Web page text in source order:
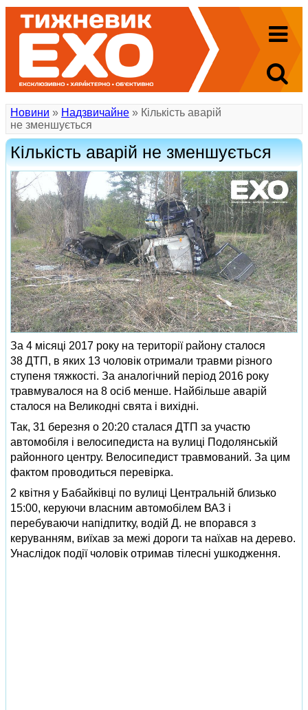
Новини » Надзвичайне » Кількість аварій
не зменшується
Кількість аварій не зменшується
За 4 місяці 2017 року на території району сталося
38 ДТП, в яких 13 чоловік отримали травми різного
ступеня тяжкості. За аналогічний період 2016 року
травмувалося на 8 осіб менше. Найбільше аварій
сталося на Великодні свята і вихідні.
Так, 31 березня о 20:20 сталася ДТП за участю
автомобіля і велосипедиста на вулиці Подолянській
районного центру. Велосипедист травмований. За цим
фактом проводиться перевірка.
2 квітня у Бабайківці по вулиці Центральній близько
15:00, керуючи власним автомобілем ВАЗ і
перебуваючи напідпитку, водій Д. не впорався з
керуванням, виїхав за межі дороги та наїхав на дерево.
Унаслідок події чоловік отримав тілесні ушкодження.